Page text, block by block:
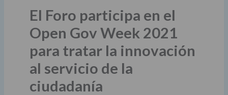
El Foro participa en el
Open Gov Week 2021
para tratar la innovación
al servicio de la
ciudadanía